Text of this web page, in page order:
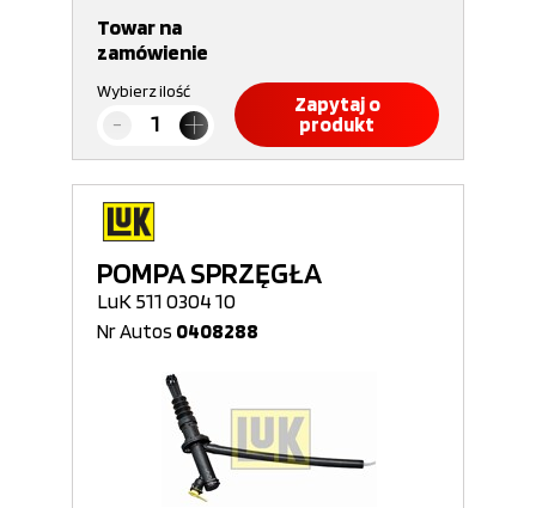
Towar na
zamówienie
Wybierz ilość
Zapytaj o
produkt
POMPA SPRZĘGŁA
LuK 511 0304 10
Nr Autos 0408288